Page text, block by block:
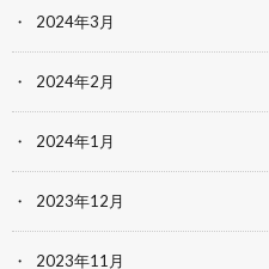
2024年3月
2024年2月
2024年1月
2023年12月
2023年11月